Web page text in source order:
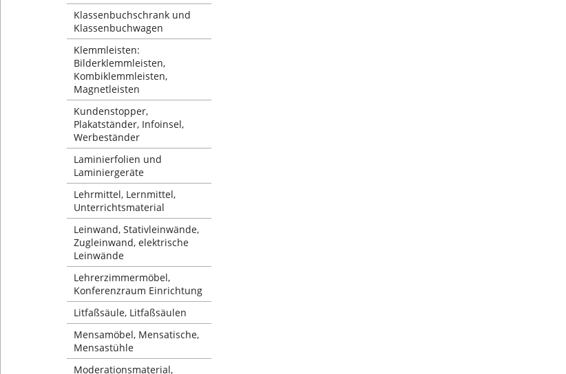
Klassenbuchschrank und
Klassenbuchwagen
Klemmleisten:
Bilderklemmleisten,
Kombiklemmleisten,
Magnetleisten
Kundenstopper,
Plakatständer, Infoinsel,
Werbeständer
Laminierfolien und
Laminiergeräte
Lehrmittel, Lernmittel,
Unterrichtsmaterial
Leinwand, Stativleinwände,
Zugleinwand, elektrische
Leinwände
Lehrerzimmermöbel,
Konferenzraum Einrichtung
Litfaßsäule, Litfaßsäulen
Mensamöbel, Mensatische,
Mensastühle
Moderationsmaterial,